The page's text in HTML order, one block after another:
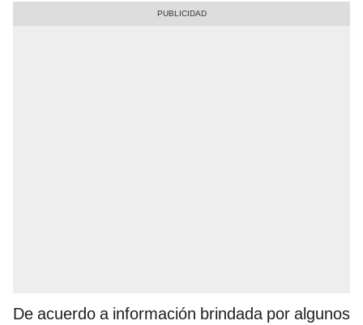
De acuerdo a información brindada por algunos